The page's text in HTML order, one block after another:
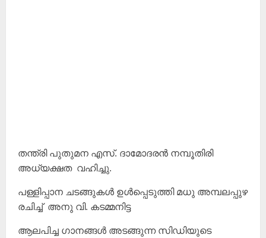
തന്ത്രി പുതുമന എസ്. ദാമോദരൻ നമ്പൂതിരി
അധ്യക്ഷത വഹിച്ചു.
പള്ളിപ്പാന ചടങ്ങുകൾ ഉൾപ്പെടുത്തി മധു അമ്പലപ്പുഴ
രചിച്ച് അനു വി. കടമ്മനിട്ട
ആലപിച്ച ഗാനങ്ങൾ അടങ്ങുന്ന സി‍ഡിയുടെ